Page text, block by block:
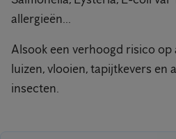
allergieën...
Alsook een verhoogd risico
luizen, vlooien, tapijtkevers en
insecten.